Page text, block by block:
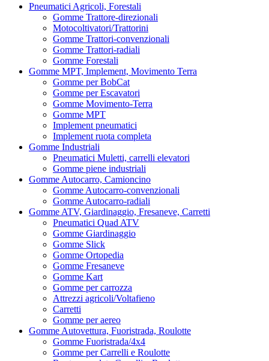
Pneumatici Agricoli, Forestali
Gomme Trattore-direzionali
Motocoltivatori/Trattorini
Gomme Trattori-convenzionali
Gomme Trattori-radiali
Gomme Forestali
Gomme MPT, Implement, Movimento Terra
Gomme per BobCat
Gomme per Escavatori
Gomme Movimento-Terra
Gomme MPT
Implement pneumatici
Implement ruota completa
Gomme Industriali
Pneumatici Muletti, carrelli elevatori
Gomme piene industriali
Gomme Autocarro, Camioncino
Gomme Autocarro-convenzionali
Gomme Autocarro-radiali
Gomme ATV, Giardinaggio, Fresaneve, Carretti
Pneumatici Quad ATV
Gomme Giardinaggio
Gomme Slick
Gomme Ortopedia
Gomme Fresaneve
Gomme Kart
Gomme per carrozza
Attrezzi agricoli/Voltafieno
Carretti
Gomme per aereo
Gomme Autovettura, Fuoristrada, Roulotte
Gomme Fuoristrada/4x4
Gomme per Carrelli e Roulotte